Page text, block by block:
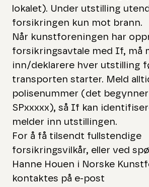
lokalet). Under utstilling
forsikringen kun mot brann.
Når kunstforeningen har
forsikringsavtale med If, må
inn/deklarere hver utstilling
transporten starter. Meld
polisenummer (det begynner
SPxxxxx), så If kan
melder inn utstillingen.
For å få tilsendt fullstendige
forsikringsvilkår, eller ved
Hanne Houen i Norske
kontaktes på e-post